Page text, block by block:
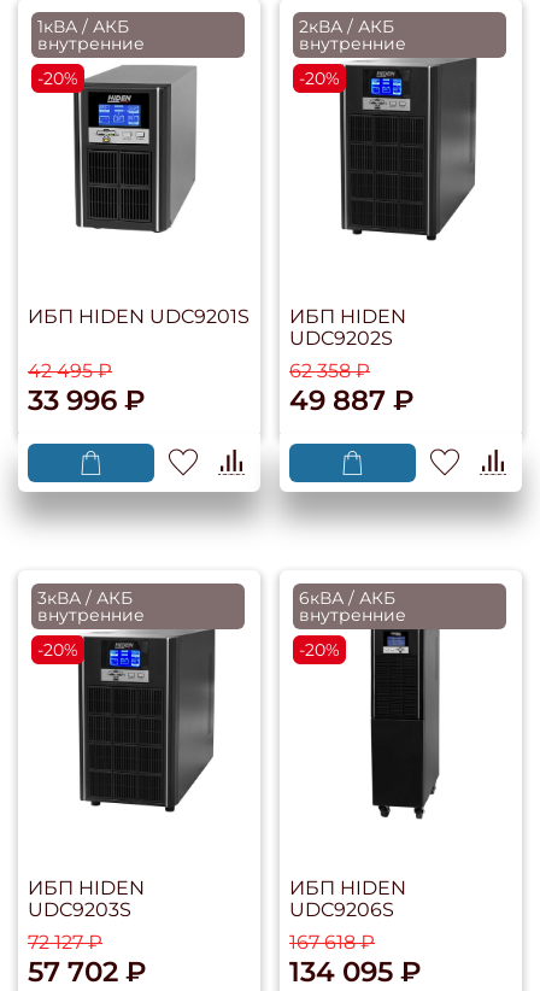
1кВА / АКБ
внутренние
-20%
ИБП HIDEN UDC9201S
42 495 ₽
33 996 ₽
2кВА / АКБ
внутренние
-20%
ИБП HIDEN
UDC9202S
62 358 ₽
49 887 ₽
3кВА / АКБ
внутренние
-20%
ИБП HIDEN
UDC9203S
72 127 ₽
57 702 ₽
6кВА / АКБ
внутренние
-20%
ИБП HIDEN
UDC9206S
167 618 ₽
134 095 ₽